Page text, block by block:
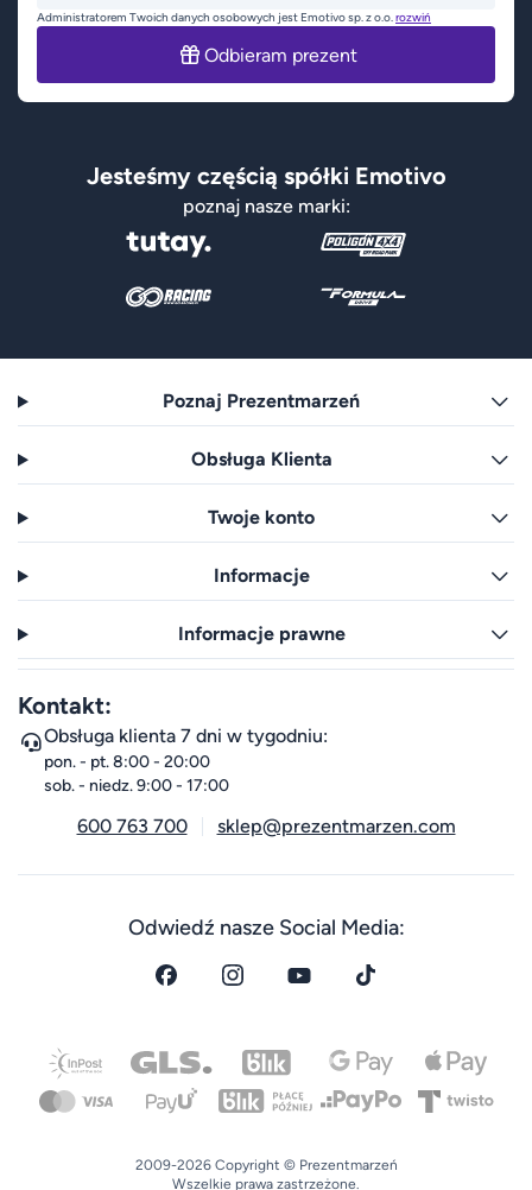
Administratorem Twoich danych osobowych jest Emotivo sp. z o.o.rozwiń
Odbieram prezent
Jesteśmy częścią spółki Emotivo
poznaj nasze marki:
Poznaj Prezentmarzeń
Obsługa Klienta
Twoje konto
Informacje
Informacje prawne
Kontakt:
Obsługa klienta 7 dni w tygodniu:
pon. - pt. 8:00 - 20:00
sob. - niedz. 9:00 - 17:00
600 763 700 sklep@prezentmarzen.com
Odwiedź nasze Social Media:
2009-2026 Copyright © Prezentmarzeń
Wszelkie prawa zastrzeżone.